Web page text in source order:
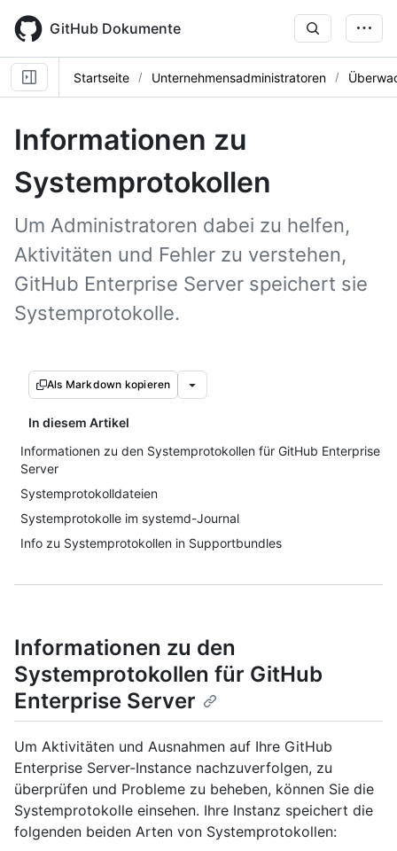
main
content
GitHub Dokumente
Startseite Unternehmensadministratoren
Informationen zu
Systemprotokollen
Um Administratoren dabei zu helfen,
Aktivitäten und Fehler zu verstehen,
GitHub Enterprise Server speichert sie
Systemprotokolle.
Als Markdown kopieren
In diesem Artikel
Informationen zu den Systemprotokollen für GitHub Enterprise
Server
Systemprotokolldateien
Systemprotokolle im systemd-Journal
Info zu Systemprotokollen in Supportbundles
Informationen zu den
Systemprotokollen für GitHub
Enterprise Server
Um Aktivitäten und Ausnahmen auf Ihre GitHub
Enterprise Server-Instance nachzuverfolgen, zu
überprüfen und Probleme zu beheben, können Sie die
Systemprotokolle einsehen. Ihre Instanz speichert die
folgenden beiden Arten von Systemprotokollen: